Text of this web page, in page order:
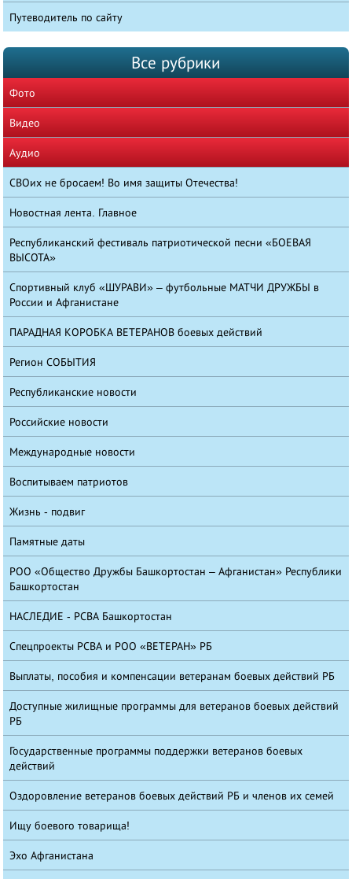
Путеводитель по сайту
Все рубрики
Фото
Видео
Аудио
СВОих не бросаем! Во имя защиты Отечества!
Новостная лента. Главное
Республиканский фестиваль патриотической песни «БОЕВАЯ
ВЫСОТА»
Спортивный клуб «ШУРАВИ» – футбольные МАТЧИ ДРУЖБЫ в
России и Афганистане
ПАРАДНАЯ КОРОБКА ВЕТЕРАНОВ боевых действий
Регион СОБЫТИЯ
Республиканские новости
Российские новости
Международные новости
Воспитываем патриотов
Жизнь - подвиг
Памятные даты
РОО «Общество Дружбы Башкортостан – Афганистан» Республики
Башкортостан
НАСЛЕДИЕ - РСВА Башкортостан
Спецпроекты РСВА и РОО «ВЕТЕРАН» РБ
Выплаты, пособия и компенсации ветеранам боевых действий РБ
Доступные жилищные программы для ветеранов боевых действий
РБ
Государственные программы поддержки ветеранов боевых
действий
Оздоровление ветеранов боевых действий РБ и членов их семей
Ищу боевого товарища!
Эхо Афганистана